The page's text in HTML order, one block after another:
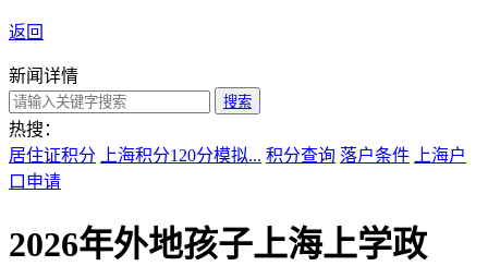
返回
新闻详情
搜索
热搜：
居住证积分
上海积分120分模拟... 积分查询 落户条件
上海户
口申请
2026年外地孩子上海上学政